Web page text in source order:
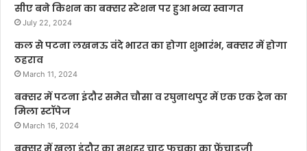
सीए बने किशन का बक्सर स्टेशन पर हुआ भव्य स्वागत
July 22, 2024
कल से पटना लखनऊ वंदे भारत का होगा शुभारंभ, बक्सर में होगा
ठहराव
March 11, 2024
बक्सर में पटना इंदौर समेत चौसा व रघुनाथपुर में एक एक ट्रेन का
मिला स्टॉपेज
March 16, 2024
बक्सर में खुला इंदौर का मशहूर चाट फुचका का फ्रेंचाइजी